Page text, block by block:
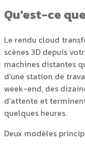
Qu'est-ce
Le rendu cloud
scènes 3D depuis
machines distantes
d'une station de
week-end, des
d'attente et
quelques heures.
Deux modèles